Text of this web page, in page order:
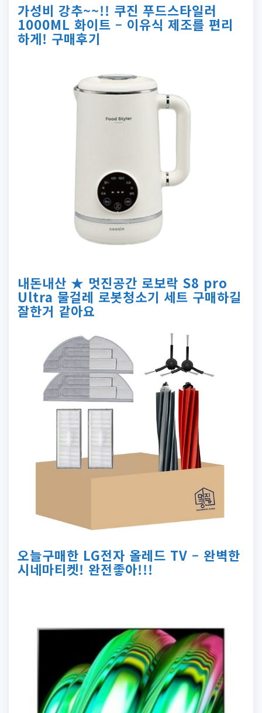
가성비 강추~~!! 쿠진 푸드스타일러
1000ML 화이트 – 이유식 제조를 편리
하게! 구매후기
내돈내산 ★ 멋진공간 로보락 S8 pro
Ultra 물걸레 로봇청소기 세트 구매하길
잘한거 같아요
오늘구매한 LG전자 올레드 TV – 완벽한
시네마티켓! 완전좋아!!!